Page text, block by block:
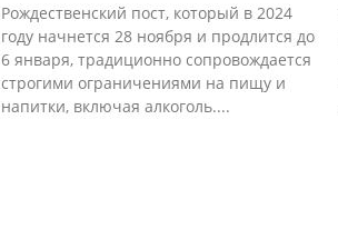
Рождественский пост, который в 2024
году начнется 28 ноября и продлится до
6 января, традиционно сопровождается
строгими ограничениями на пищу и
напитки, включая алкоголь....